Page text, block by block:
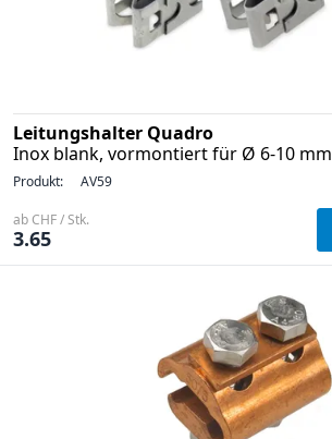
Leitungshalter Quadro
Inox blank, vormontiert für Ø 6-10 mm
Produkt: AV59
ab CHF / Stk.
3.65